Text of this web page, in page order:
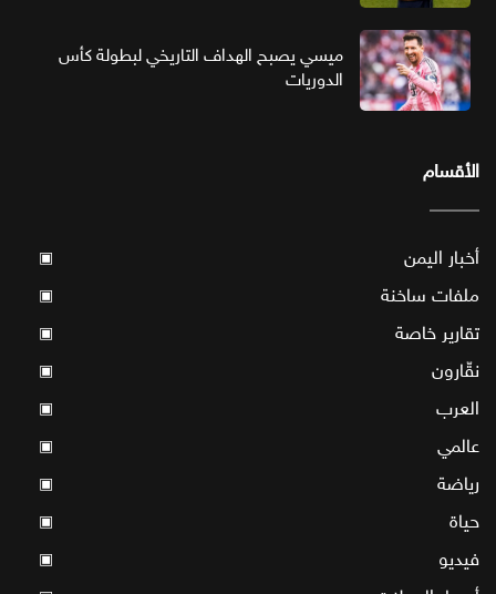
ميسي يصبح الهداف التاريخي لبطولة كأس
الدوريات
الأقسام
أخبار اليمن ▣
ملفات ساخنة ▣
تقارير خاصة ▣
نقّارون ▣
العرب ▣
عالمي ▣
رياضة ▣
حياة ▣
فيديو ▣